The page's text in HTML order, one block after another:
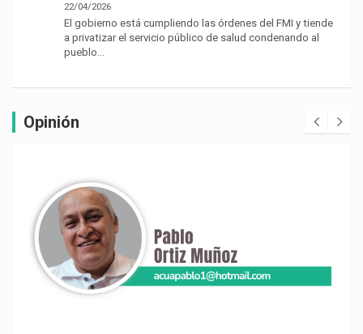
22/04/2026
El gobierno está cumpliendo las órdenes del FMI y tiende
a privatizar el servicio público de salud condenando al
pueblo…
Opinión